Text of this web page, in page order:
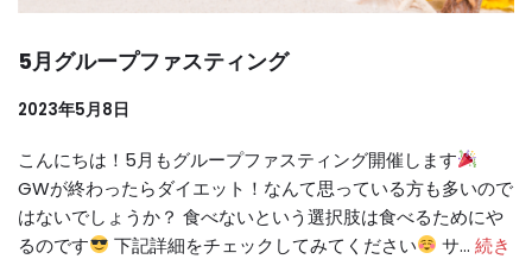
5月グループファスティング
2023年5月8日
こんにちは！5月もグループファスティング開催します
GWが終わったらダイエット！なんて思っている方も多いので
はないでしょうか？ 食べないという選択肢は食べるためにや
るのです
下記詳細をチェックしてみてください サ…続き